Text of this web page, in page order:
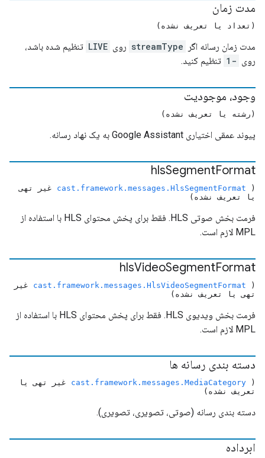
مدت زمان
(تعداد یا تعریف نشده)
مدت زمان رسانه اگر streamType روی LIVE تنظیم شده باشد،
روی -1 تنظیم کنید.
وجود، موجودیت
(رشته یا تعریف نشده)
پیوند عمقی اختیاری Google Assistant به یک نهاد رسانه.
hlsSegmentFormat
(
cast.framework.messages.HlsSegmentFormat غیر تهی
یا تعریف نشده)
فرمت بخش صوتی HLS. فقط برای پخش محتوای HLS با استفاده از
MPL لازم است.
hlsVideoSegmentFormat
(
cast.framework.messages.HlsVideoSegmentFormat غیر
تهی یا تعریف نشده)
فرمت بخش ویدیوی HLS. فقط برای پخش محتوای HLS با استفاده از
MPL لازم است.
دسته بندی رسانه ها
(
cast.framework.messages.MediaCategory غیر تهی یا
تعریف نشده)
دسته بندی رسانه (صوتی، تصویری، تصویری).
ابرداده